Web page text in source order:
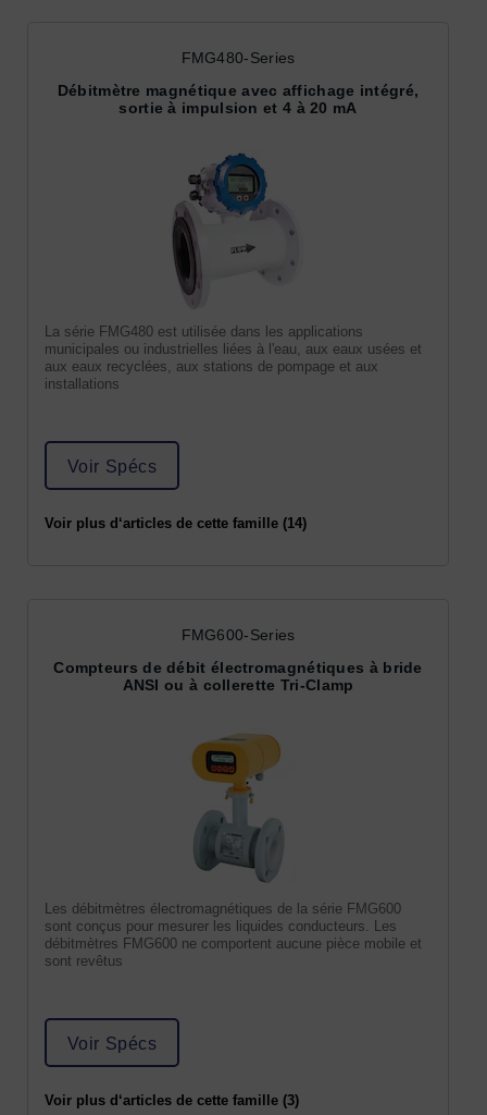
FMG480-Series
Débitmètre magnétique avec affichage intégré,
sortie à impulsion et 4 à 20 mA
La série FMG480 est utilisée dans les applications
municipales ou industrielles liées à l'eau, aux eaux usées et
aux eaux recyclées, aux stations de pompage et aux
installations
Voir Spécs
Voir plus d‘articles de cette famille (14)
FMG600-Series
Compteurs de débit électromagnétiques à bride
ANSI ou à collerette Tri-Clamp
Les débitmètres électromagnétiques de la série FMG600
sont conçus pour mesurer les liquides conducteurs. Les
débitmètres FMG600 ne comportent aucune pièce mobile et
sont revêtus
Voir Spécs
Voir plus d‘articles de cette famille (3)